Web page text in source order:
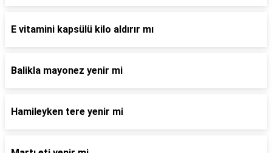
E vitamini kapsülü kilo aldırır mı
Balikla mayonez yenir mi
Hamileyken tere yenir mi